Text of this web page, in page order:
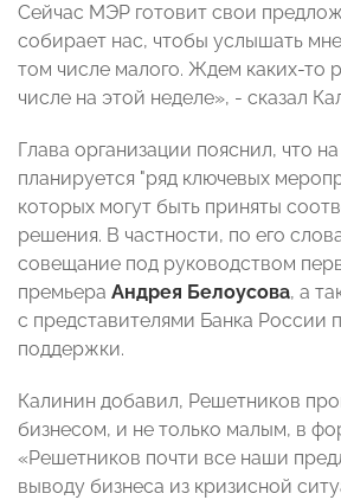
Сейчас МЭР готовит свои
собирает нас, чтобы услышать
том числе малого. Ждем каких-то
числе на этой неделе», - сказал
Глава организации пояснил, что
планируется "ряд ключевых
которых могут быть приняты
решения. В частности, по его
совещание под руководством
премьера Андрея Белоусова, а
с представителями Банка России
поддержки.
Калинин добавил, Решетников
бизнесом, и не только малым, в
«Решетников почти все наши
выводу бизнеса из кризисной